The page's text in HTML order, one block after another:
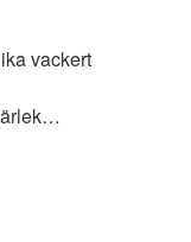
vackert